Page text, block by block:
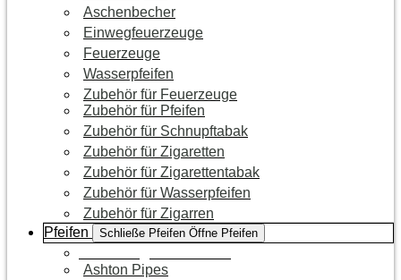
Aschenbecher
Einwegfeuerzeuge
Feuerzeuge
Wasserpfeifen
Zubehör für Feuerzeuge
Zubehör für Pfeifen
Zubehör für Schnupftabak
Zubehör für Zigaretten
Zubehör für Zigarettentabak
Zubehör für Wasserpfeifen
Zubehör für Zigarren
Pfeifen
Schließe Pfeifen Öffne Pfeifen
Ashton Pipes